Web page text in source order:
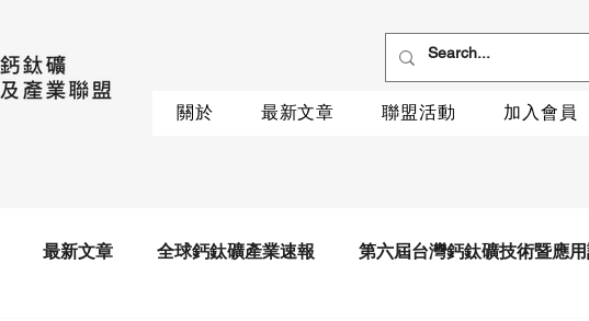
關於 最新文章 聯盟活動 加入會員
最新文章 全球鈣鈦礦產業速報 第六屆台灣鈣鈦礦技術暨應